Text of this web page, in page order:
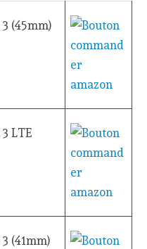
(45mm)
LTE
(41mm)